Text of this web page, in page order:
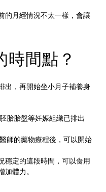
的月經情況不太一樣，會讓
時間點？
出，再開始坐小月子補養身
胎胎盤等妊娠組織已排出
師的藥物療程後，可以開始
穩定的這段時間，可以食用
體力。